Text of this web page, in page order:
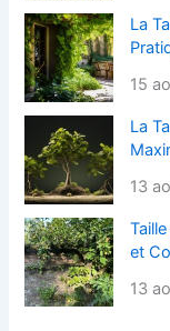
La
15
La
13
et
13